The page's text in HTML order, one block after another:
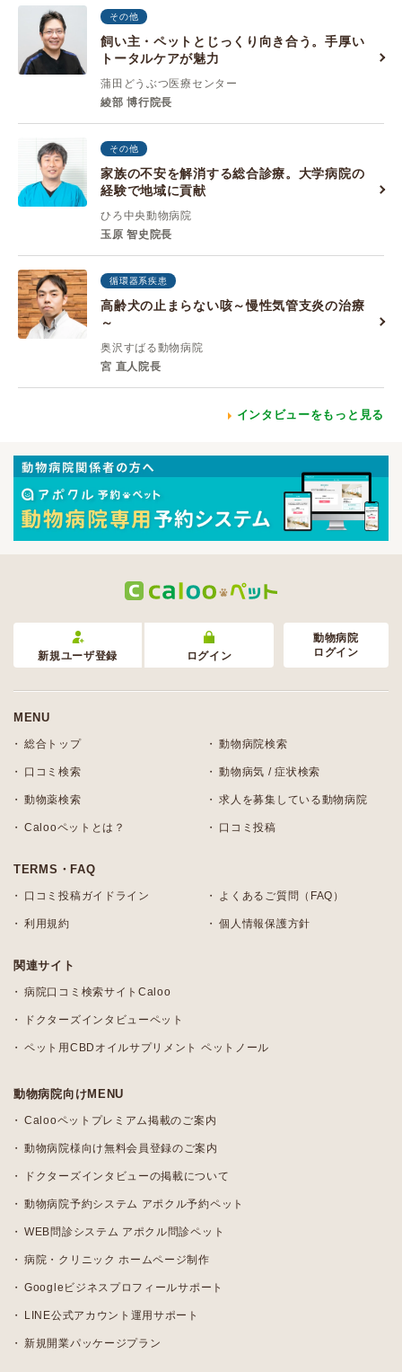
その他
飼い主・ペットとじっくり向き合う。手厚い
トータルケアが魅力
蒲田どうぶつ医療センター
綾部 博行院長
その他
家族の不安を解消する総合診療。大学病院の
経験で地域に貢献
ひろ中央動物病院
玉原 智史院長
循環器系疾患
高齢犬の止まらない咳～慢性気管支炎の治療
～
奥沢すばる動物病院
宮 直人院長
インタビューをもっと見る
新規ユーザ登録 ログイン
動物病院
ログイン
MENU
総合トップ 動物病院検索
口コミ検索 動物病気 / 症状検索
動物薬検索 求人を募集している動物病院
Calooペットとは？ 口コミ投稿
TERMS・FAQ
口コミ投稿ガイドライン よくあるご質問（FAQ）
利用規約 個人情報保護方針
関連サイト
病院口コミ検索サイトCaloo
ドクターズインタビューペット
ペット用CBDオイルサプリメント ペットノール
動物病院向けMENU
Calooペットプレミアム掲載のご案内
動物病院様向け無料会員登録のご案内
ドクターズインタビューの掲載について
動物病院予約システム アポクル予約ペット
WEB問診システム アポクル問診ペット
病院・クリニック ホームページ制作
Googleビジネスプロフィールサポート
LINE公式アカウント運用サポート
新規開業パッケージプラン